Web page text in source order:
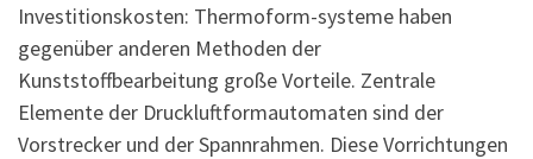
Investitionskosten: Thermoform-systeme haben
gegenüber anderen Methoden der
Kunststoffbearbeitung große Vorteile. Zentrale
Elemente der Druckluftformautomaten sind der
Vorstrecker und der Spannrahmen. Diese Vorrichtungen